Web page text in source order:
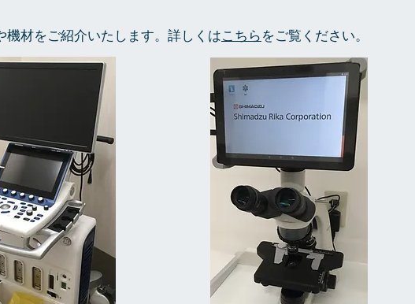
機材をご紹介いたします。詳しくはこちらをご覧ください。